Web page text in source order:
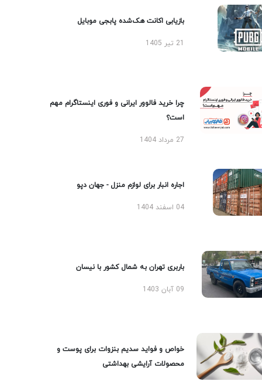
بازیابی اکانت هک‌شده پابجی موبایل
چرا خرید فالوور ایرانی و فوری اینستاگرام مهم
است؟
27 مرداد 1404
اجاره انبار برای لوازم منزل - جهان دپو
04 اسفند 1404
باربری تهران به شمال کشور با نیسان
09 آبان 1403
خواص و فواید سدیم بنزوات برای پوست و
محصولات آرایشی بهداشتی